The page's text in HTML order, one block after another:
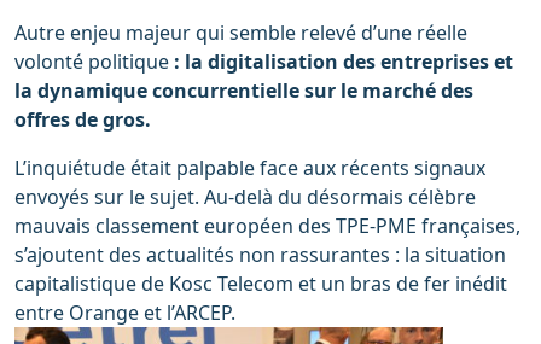
Autre enjeu majeur qui semble relevé d’une réelle
volonté politique : la digitalisation des entreprises et
la dynamique concurrentielle sur le marché des
offres de gros.
L’inquiétude était palpable face aux récents signaux
envoyés sur le sujet. Au-delà du désormais célèbre
mauvais classement européen des TPE-PME françaises,
s’ajoutent des actualités non rassurantes : la situation
capitalistique de Kosc Telecom et un bras de fer inédit
entre Orange et l’ARCEP.